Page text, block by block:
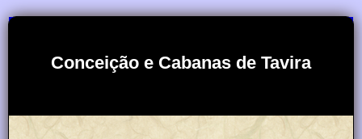
Conceição e Cabanas de Tavira